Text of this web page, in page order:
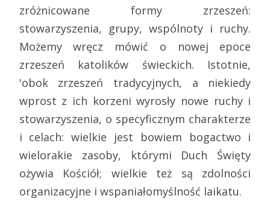
zróżnicowane formy zrzeszeń:
stowarzyszenia, grupy, wspólnoty i ruchy.
Możemy wręcz mówić o nowej epoce
zrzeszeń katolików świeckich. Istotnie,
'obok zrzeszeń tradycyjnych, a niekiedy
wprost z ich korzeni wyrosły nowe ruchy i
stowarzyszenia, o specyficznym charakterze
i celach: wielkie jest bowiem bogactwo i
wielorakie zasoby, którymi Duch Święty
ożywia Kościół; wielkie też są zdolności
organizacyjne i wspaniałomyślność laikatu.